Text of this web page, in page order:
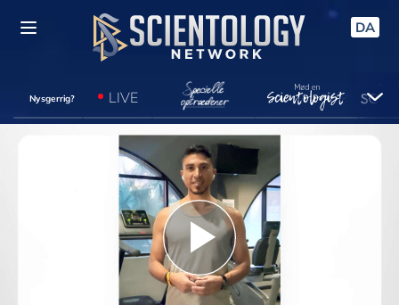
DA
Nysgerrig? LIVE
Play